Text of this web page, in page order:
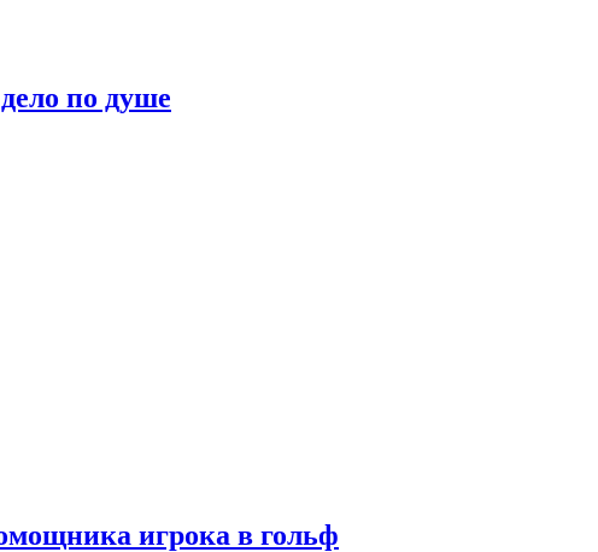
по душе
игрока в гольф